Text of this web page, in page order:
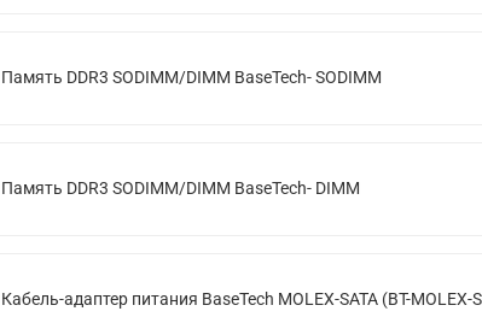
Память DDR3 SODIMM/DIMM BaseTech- SODIMM
Память DDR3 SODIMM/DIMM BaseTech- DIMM
Кабель-адаптер питания BaseTech MOLEX-SATA (BT-MOLEX-